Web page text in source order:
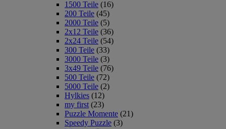
1500 Teile (16)
200 Teile (45)
2000 Teile (5)
2x12 Teile (36)
2x24 Teile (54)
300 Teile (33)
3000 Teile (3)
3x49 Teile (76)
500 Teile (72)
5000 Teile (2)
Hylkies (12)
my first (23)
Puzzle Momente (21)
Speedy Puzzle (3)